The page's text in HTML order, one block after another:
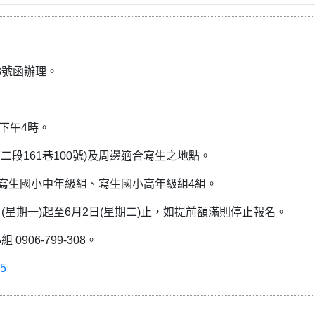
函辦理。
午4時。
段161巷100號)及周邊適合寫生之地點。
國小中年級組、寫生國小高年級組4組。
期一)起至6月2日(星期二)止，如提前額滿則停止報名。
0906-799-308。